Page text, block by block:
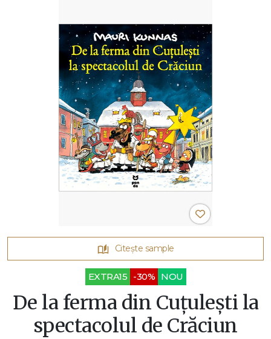
Citește sample
EXTRA15 -30% NOU
De la ferma din Cuțulești la
spectacolul de Crăciun